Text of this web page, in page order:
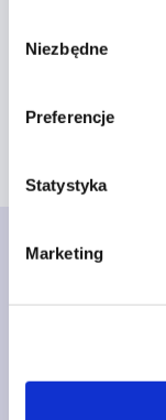
zgody
Niezbędne
Preferencje
Statystyka
Marketing
Trustpilot